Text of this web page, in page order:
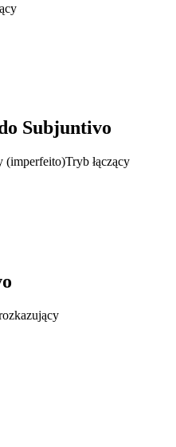
Subjuntivo
(imperfeito)Tryb łączący